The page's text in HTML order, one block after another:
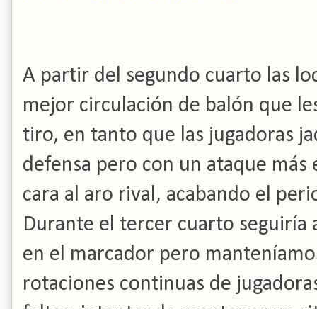
A partir del segundo cuarto las
mejor circulación de balón que
tiro, en tanto que las jugadoras
defensa pero con un ataque más
cara al aro rival, acabando el
Durante el tercer cuarto seguiría
en el marcador pero
rotaciones continuas de